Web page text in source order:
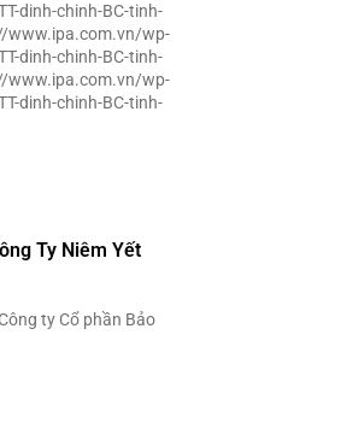
dinh-chinh-BC-tinh-
www.ipa.com.vn/wp-
dinh-chinh-BC-tinh-
www.ipa.com.vn/wp-
dinh-chinh-BC-tinh-
Ty Niêm Yết
ty Cổ phần Bảo